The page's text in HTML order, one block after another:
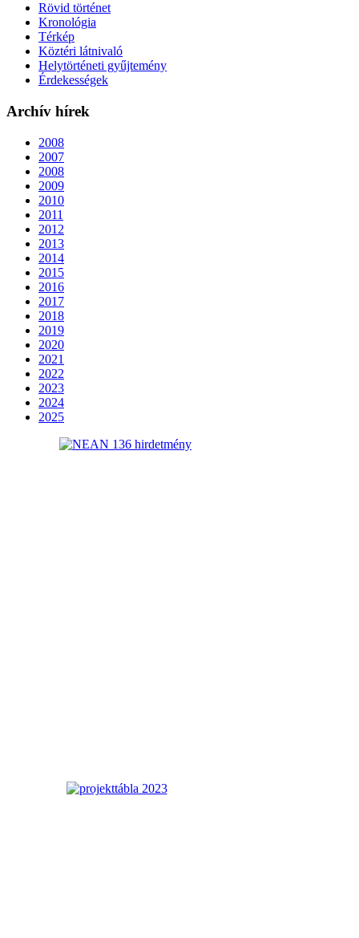
Rövid történet
Kronológia
Térkép
Köztéri látnivaló
Helytörténeti gyűjtemény
Érdekességek
Archív hírek
2008
2007
2008
2009
2010
2011
2012
2013
2014
2015
2016
2017
2018
2019
2020
2021
2022
2023
2024
2025